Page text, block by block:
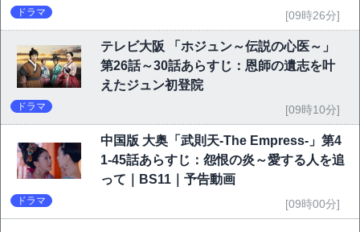
ドラマ [09時26分]
テレビ大阪 「ホジュン～伝説の心医～」
第26話～30話あらすじ：恩師の遺志を叶
えたジュン初登院
ドラマ [09時10分]
中国版 大奥「武則天-The Empress-」第4
1-45話あらすじ：怨恨の炎～愛する人を追
って｜BS11｜予告動画
ドラマ [09時00分]